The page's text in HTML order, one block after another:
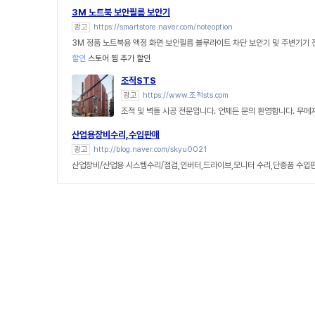
3M 노트북 보안필름 보안기
광고 https://smartstore.naver.com/noteoption
3M 정품 노트북용 액정 화면 보안필름 블루라이트 차단 보안기 및 주변기기
할인 스토어 찜 추가 할인
조적STS
광고 https://www.조적sts.com
조적 및 벽돌 시공 전문입니다. 언제든 문의 환영합니다. 무메
산업용장비수리,수입판매
광고 http://blog.naver.com/skyu0021
산업장비/산업용 시스템수리/점검,인버터,드라이브,모니터 수리,단종품 수입